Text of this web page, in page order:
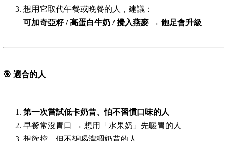
想用它取代午餐或晚餐的人，建議：
可加奇亞籽 / 高蛋白牛奶 / 攪入燕麥 → 飽足會升級
🎯 適合的人
第一次嘗試低卡奶昔、怕不習慣口味的人
早餐常沒胃口 → 想用「水果奶」先暖胃的人